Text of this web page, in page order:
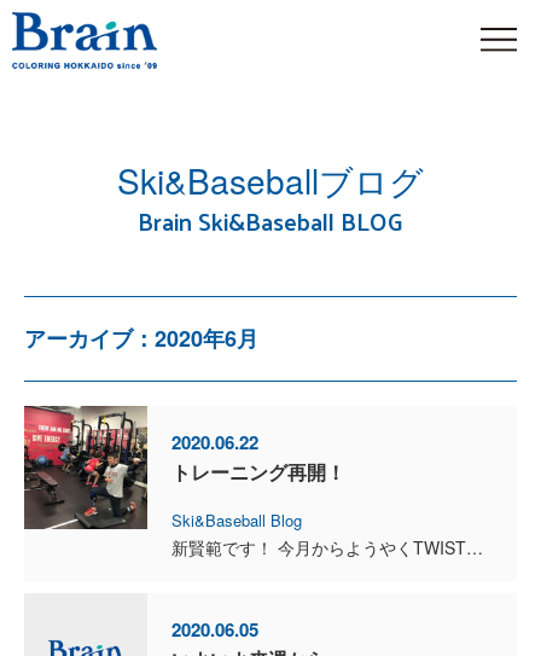
Ski&Baseballブログ
Brain Ski&Baseball BLOG
アーカイブ：2020年6月
2020.06.22
トレーニング再開！
Ski&Baseball Blog
新賢範です！ 今月からようやくTWISTでのトレーニングが再開しました！久しぶりのツイストでしたが、私は期間中もしっかりトレーニングしていたので身体の調子は良かったです！雪上に立つまで約4ヶ月ほ...
2020.06.05